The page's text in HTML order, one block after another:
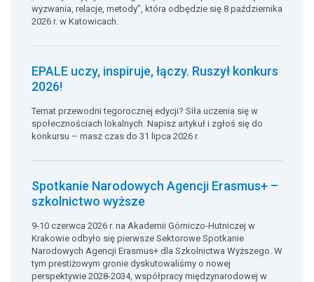
wyzwania, relacje, metody”, która odbędzie się 8 października
2026 r. w Katowicach.
EPALE uczy, inspiruje, łączy. Ruszył konkurs
2026!
Temat przewodni tegorocznej edycji? Siła uczenia się w
społecznościach lokalnych. Napisz artykuł i zgłoś się do
konkursu – masz czas do 31 lipca 2026 r.
Spotkanie Narodowych Agencji Erasmus+ –
szkolnictwo wyższe
9-10 czerwca 2026 r. na Akademii Górniczo-Hutniczej w
Krakowie odbyło się pierwsze Sektorowe Spotkanie
Narodowych Agencji Erasmus+ dla Szkolnictwa Wyższego. W
tym prestiżowym gronie dyskutowaliśmy o nowej
perspektywie 2028-2034, współpracy międzynarodowej w